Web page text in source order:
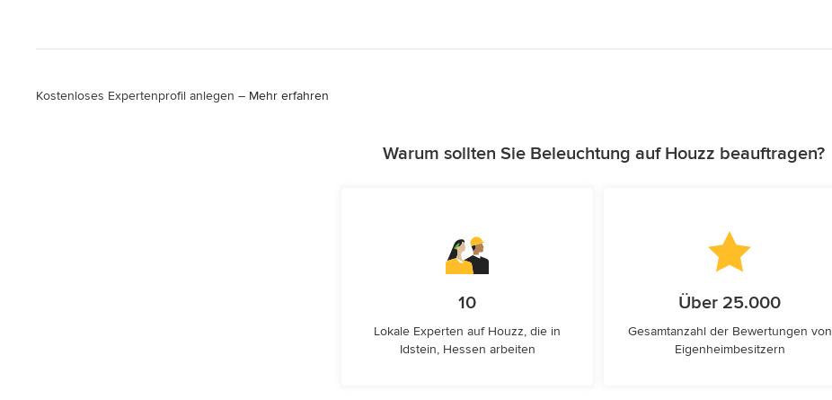
Kostenloses Expertenprofil anlegen – Mehr erfahren
Warum sollten Sie Beleuchtung auf Houzz beauftragen?
10
Lokale Experten auf Houzz, die in
Idstein, Hessen arbeiten
Über 25.000
Gesamtanzahl der Bewertungen von
Eigenheimbesitzern